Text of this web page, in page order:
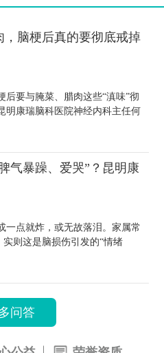
，脑梗后真的要彻底戒掉
要与腌菜、腊肉这些“滇味”彻
明康瑞脑科医院神经内科主任何
气暴躁、爱哭”？昆明康
一点就炸，或无故落泪。家属常
实则这是脑损伤引发的“情绪
问答